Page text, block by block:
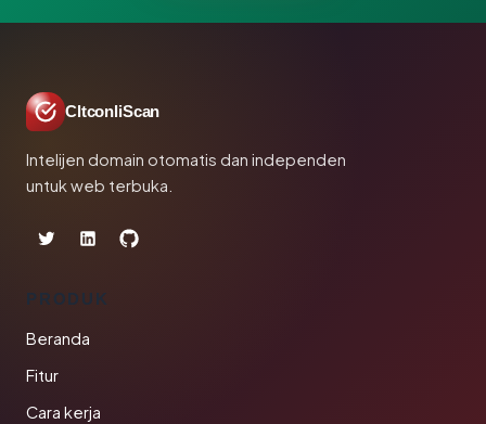
CltconliScan
Intelijen domain otomatis dan independen
untuk web terbuka.
PRODUK
Beranda
Fitur
Cara kerja